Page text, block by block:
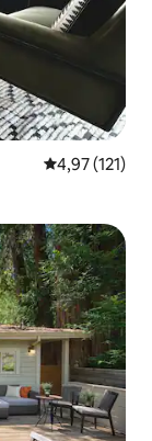
Gemiddelde
4,97 (121)